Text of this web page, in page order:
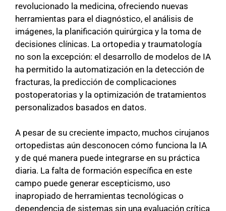
revolucionado la medicina, ofreciendo nuevas
herramientas para el diagnóstico, el análisis de
imágenes, la planificación quirúrgica y la toma de
decisiones clínicas. La ortopedia y traumatología
no son la excepción: el desarrollo de modelos de IA
ha permitido la automatización en la detección de
fracturas, la predicción de complicaciones
postoperatorias y la optimización de tratamientos
personalizados basados en datos.
A pesar de su creciente impacto, muchos cirujanos
ortopedistas aún desconocen cómo funciona la IA
y de qué manera puede integrarse en su práctica
diaria. La falta de formación específica en este
campo puede generar escepticismo, uso
inapropiado de herramientas tecnológicas o
dependencia de sistemas sin una evaluación crítica